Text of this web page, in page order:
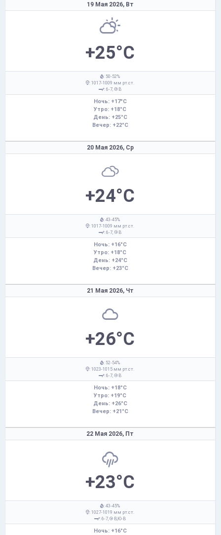
19 Мая 2026, Вт
+25°C
: 50-52%
: 1017-1009 мм рт.ст.
: 6-7,
В
Ночь: +17°C
Утро: +18°C
День: +25°C
Вечер: +22°C
20 Мая 2026, Ср
+24°C
: 43-45%
: 1017-1009 мм рт.ст.
: 6-7,
В
Ночь: +16°C
Утро: +18°C
День: +24°C
Вечер: +23°C
21 Мая 2026, Чт
+26°C
: 52-54%
: 1023-1015 мм рт.ст.
: 6-7,
В
Ночь: +18°C
Утро: +19°C
День: +26°C
Вечер: +21°C
22 Мая 2026, Пт
+23°C
: 43-45%
: 1027-1019 мм рт.ст.
: 6-7,
В,Ю-В
Ночь: +16°C